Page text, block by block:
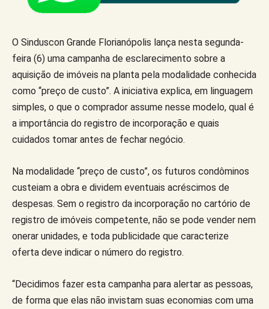
O Sinduscon Grande Florianópolis lança nesta segunda-
feira (6) uma campanha de esclarecimento sobre a
aquisição de imóveis na planta pela modalidade conhecida
como “preço de custo”. A iniciativa explica, em linguagem
simples, o que o comprador assume nesse modelo, qual é
a importância do registro de incorporação e quais
cuidados tomar antes de fechar negócio.
Na modalidade “preço de custo”, os futuros condôminos
custeiam a obra e dividem eventuais acréscimos de
despesas. Sem o registro da incorporação no cartório de
registro de imóveis competente, não se pode vender nem
onerar unidades, e toda publicidade que caracterize
oferta deve indicar o número do registro.
“Decidimos fazer esta campanha para alertar as pessoas,
de forma que elas não invistam suas economias com uma